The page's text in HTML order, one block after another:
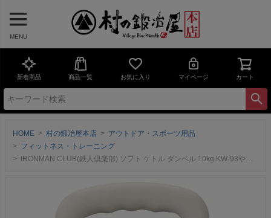
MENU
新着商品 商品一覧 お気に入り マイページ カート
HOME 村の鍛冶屋本店
アウトドア・スポーツ用品
フィットネス・トレーニング
IRONMAN CLUB(鉄人倶楽部) ソフト ケトル ダンベル 10kg KW-93やわらかい 感触【頑張って送料無料】